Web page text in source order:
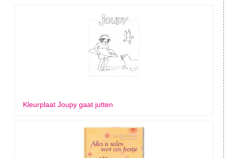
Kleurplaat Joupy gaat jutten